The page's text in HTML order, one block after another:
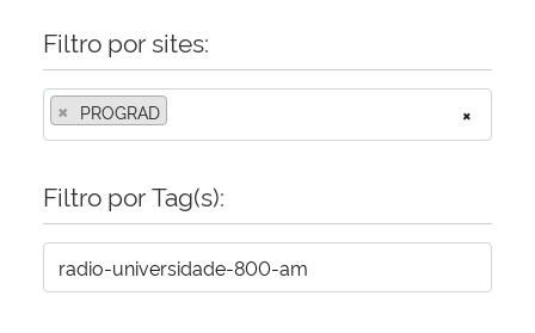
Controladoria-Geral da União
Ministério da Mulher, da Família e dos Direitos Humanos
Gabinete de Segurança Institucional
Filtro por sites:
×
× PROGRAD
Filtro por Tag(s):